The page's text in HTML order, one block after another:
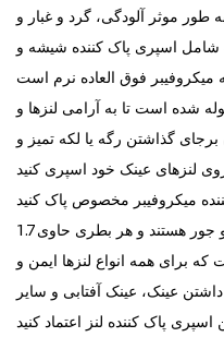
طور موثر آلودگی، گرد و غبار و
شامل اسپری پاک کننده شیشه و
شده است تا به آرامی لنزها و
گذاشتن رگه یا لکه تمیز و
لنزهای عینک خود اسپری کنید
بطری های اسپری تمیزکننده لنز جمع و جور هستند و هر بطری حاوی 1.7
برای همه انواع لنزها ایمن و
عینک، عینک آفتابی و سایر